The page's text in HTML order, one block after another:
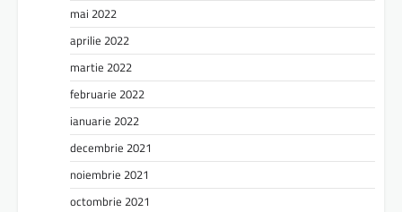
mai 2022
aprilie 2022
martie 2022
februarie 2022
ianuarie 2022
decembrie 2021
noiembrie 2021
octombrie 2021